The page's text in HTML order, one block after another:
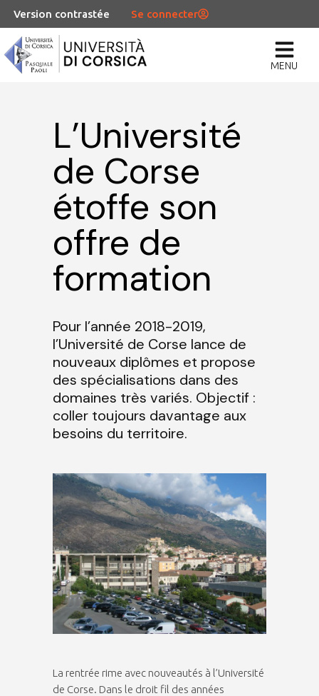
Version contrastée Se connecter
MENU
L’Université
de Corse
étoffe son
offre de
formation
Pour l’année 2018-2019,
l’Université de Corse lance de
nouveaux diplômes et propose
des spécialisations dans des
domaines très variés. Objectif :
coller toujours davantage aux
besoins du territoire.
La rentrée rime avec nouveautés à l’Université
de Corse. Dans le droit fil des années